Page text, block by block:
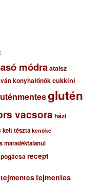
módraataisz
konyhafőnökcukkini
glutén
vacsora házi
kelt tészta kenőke
maradéktalanul
pogácsarecept
tejmentestejmentes